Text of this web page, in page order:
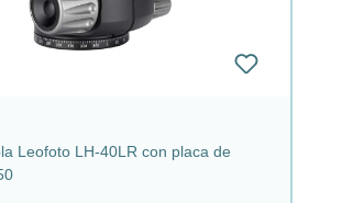
Leofoto LH-40LR con placa de